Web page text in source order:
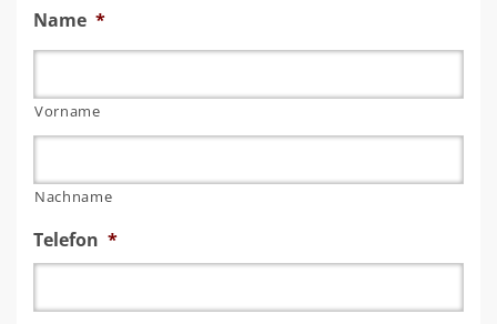
Name *
Vorname
Nachname
Telefon *